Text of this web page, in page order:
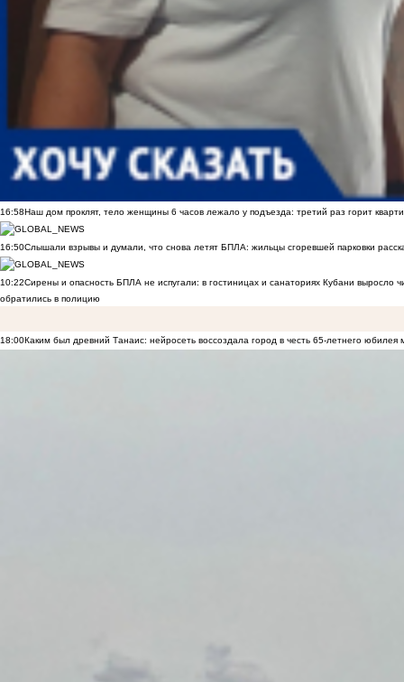
16:58Наш дом проклят, тело женщины 6 часов лежало у подъезда: третий раз горит
16:50Слышали взрывы и думали, что снова летят БПЛА: жильцы сгоревшей парковки
10:22Сирены и опасность БПЛА не испугали: в гостиницах и санаториях Кубани выросло
обратились в полицию
18:00Каким был древний Танаис: нейросеть воссоздала город в честь 65-летнего юбилея